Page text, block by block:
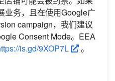
业务，且在使用Google广
campaign，我们建议
Consent Mode。EEA
is.gd/9XOP7L 。